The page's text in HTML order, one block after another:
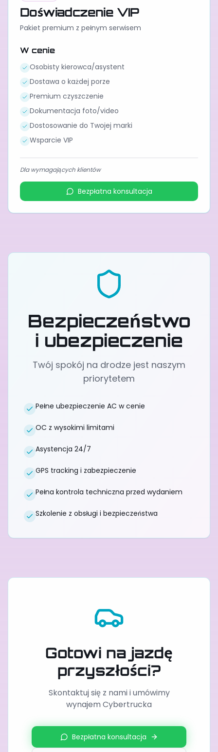
Doświadczenie VIP
Pakiet premium z pełnym serwisem
W cenie
Osobisty kierowca/asystent
Dostawa o każdej porze
Premium czyszczenie
Dokumentacja foto/video
Dostosowanie do Twojej marki
Wsparcie VIP
Dla wymagających klientów
Bezpłatna konsultacja
Bezpieczeństwo
i ubezpieczenie
Twój spokój na drodze jest naszym
priorytetem
Pełne ubezpieczenie AC w cenie
OC z wysokimi limitami
Asystencja 24/7
GPS tracking i zabezpieczenie
Pełna kontrola techniczna przed wydaniem
Szkolenie z obsługi i bezpieczeństwa
Gotowi na jazdę
przyszłości?
Skontaktuj się z nami i umówimy
wynajem Cybertrucka
Bezpłatna konsultacja